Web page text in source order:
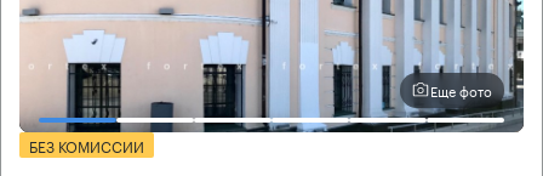
Еще фото
БЕЗ КОМИССИИ